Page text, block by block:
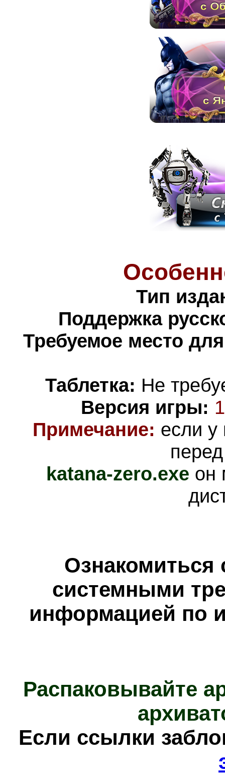
Тип
Поддержка
Требуемое место
Таблетка: Не
Версия игры:
Примечание: если у
katana-zero.exe он
Ознакомиться
системными
информацией по
Распаковывайте
Если ссылки